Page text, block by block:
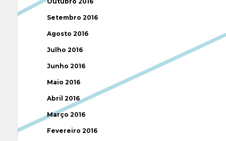
Setembro 2016
Agosto 2016
Julho 2016
Junho 2016
Maio 2016
Abril 2016
Março 2016
Fevereiro 2016